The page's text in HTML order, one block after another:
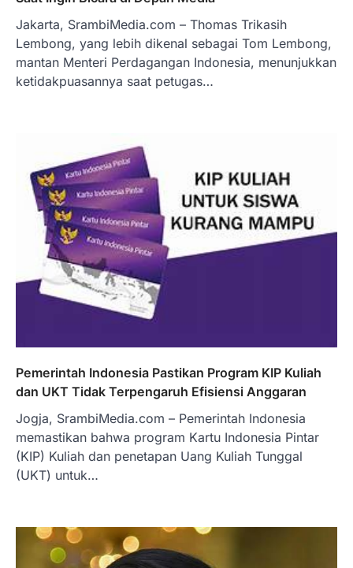
Jakarta, SrambiMedia.com – Thomas Trikasih
Lembong, yang lebih dikenal sebagai Tom Lembong,
mantan Menteri Perdagangan Indonesia, menunjukkan
ketidakpuasannya saat petugas…
Pemerintah Indonesia Pastikan Program KIP Kuliah
dan UKT Tidak Terpengaruh Efisiensi Anggaran
Jogja, SrambiMedia.com – Pemerintah Indonesia
memastikan bahwa program Kartu Indonesia Pintar
(KIP) Kuliah dan penetapan Uang Kuliah Tunggal
(UKT) untuk…